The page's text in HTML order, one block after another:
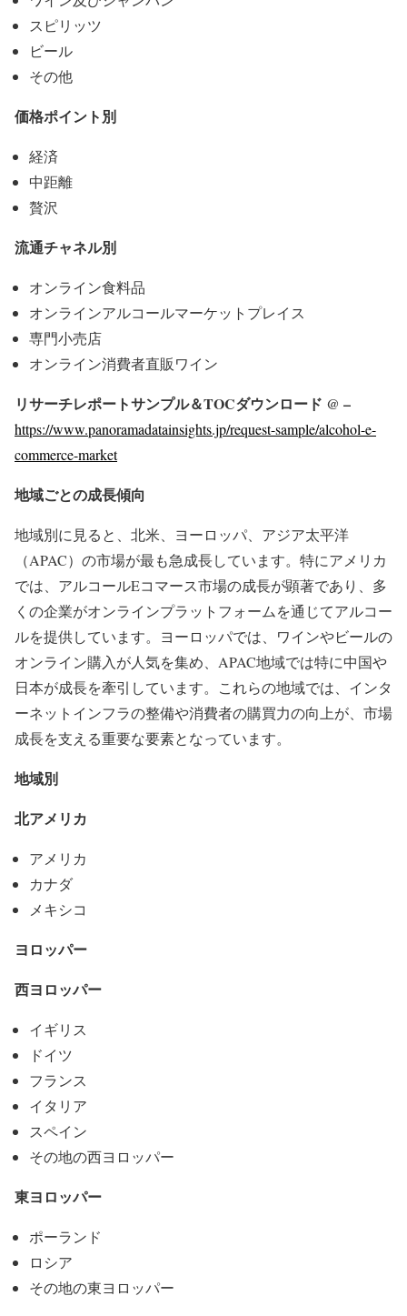
スピリッツ
ビール
その他
価格ポイント別
経済
中距離
贅沢
流通チャネル別
オンライン食料品
オンラインアルコールマーケットプレイス
専門小売店
オンライン消費者直販ワイン
リサーチレポートサンプル＆TOCダウンロード @ –
https://www.panoramadatainsights.jp/request-sample/alcohol-e-
commerce-market
地域ごとの成長傾向
地域別に見ると、北米、ヨーロッパ、アジア太平洋
（APAC）の市場が最も急成長しています。特にアメリカ
では、アルコールEコマース市場の成長が顕著であり、多
くの企業がオンラインプラットフォームを通じてアルコー
ルを提供しています。ヨーロッパでは、ワインやビールの
オンライン購入が人気を集め、APAC地域では特に中国や
日本が成長を牽引しています。これらの地域では、インタ
ーネットインフラの整備や消費者の購買力の向上が、市場
成長を支える重要な要素となっています。
地域別
北アメリカ
アメリカ
カナダ
メキシコ
ヨロッパー
西ヨロッパー
イギリス
ドイツ
フランス
イタリア
スペイン
その地の西ヨロッパー
東ヨロッパー
ポーランド
ロシア
その地の東ヨロッパー